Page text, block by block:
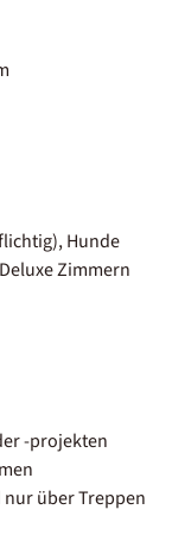
Hunde
Zimmern
-projekten
nur über Treppen